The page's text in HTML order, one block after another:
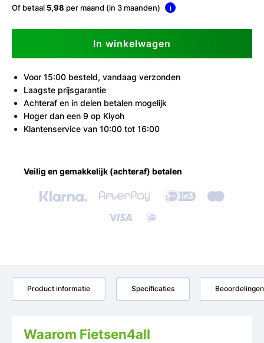
Of betaal5,98 per maand (in 3 maanden) i
In winkelwagen
Voor 15:00 besteld, vandaag verzonden
Laagste prijsgarantie
Achteraf en in delen betalen mogelijk
Hoger dan een 9 op Kiyoh
Klantenservice van 10:00 tot 16:00
Veilig en gemakkelijk (achteraf) betalen
Product informatie Specificaties Beoordelingen
Waarom Fietsen4all